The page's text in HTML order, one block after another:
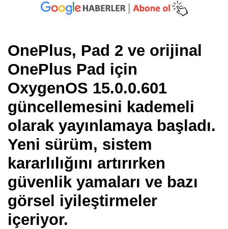
OnePlus, Pad 2 ve orijinal
OnePlus Pad için
OxygenOS 15.0.0.601
güncellemesini kademeli
olarak yayınlamaya başladı.
Yeni sürüm, sistem
kararlılığını artırırken
güvenlik yamaları ve bazı
görsel iyileştirmeler
içeriyor.